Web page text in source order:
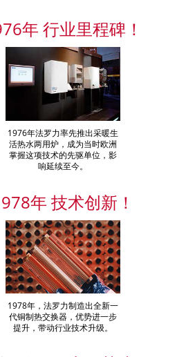
年 行业里程碑！
1976年法罗力率先推出采暖生
活热水两用炉，成为当时欧洲
掌握这项技术的先驱单位，影
响延续至今。
年 技术创新！
1978年，法罗力制造出全新一
代铜制热交换器，优势进一步
提升，带动行业技术升级。